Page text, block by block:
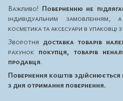
Важливо! Поверненню не
індивідуальним
косметика та аксесуари в упаковці
Зворотня доставка товарів
рахунок покупця, товарів
продавця.
Повернення коштів здійснюється
з дня отримання повернення.